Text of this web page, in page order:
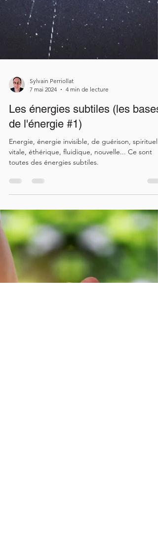
7 mai 2024
4 min de lecture
Les énergies subtiles (les bases
de l'énergie #1)
Energie, énergie invisible, de guérison,
toutes des énergies subtiles.